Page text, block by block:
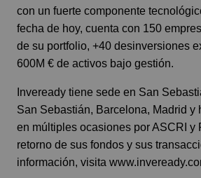
con un fuerte componente
fecha de hoy, cuenta con 150
de su portfolio, +40 desinversiones
600M € de activos bajo gestión.
Inveready tiene sede en San
San Sebastián, Barcelona, Madrid y
en múltiples ocasiones por ASCRI y
retorno de sus fondos y sus
información, visita